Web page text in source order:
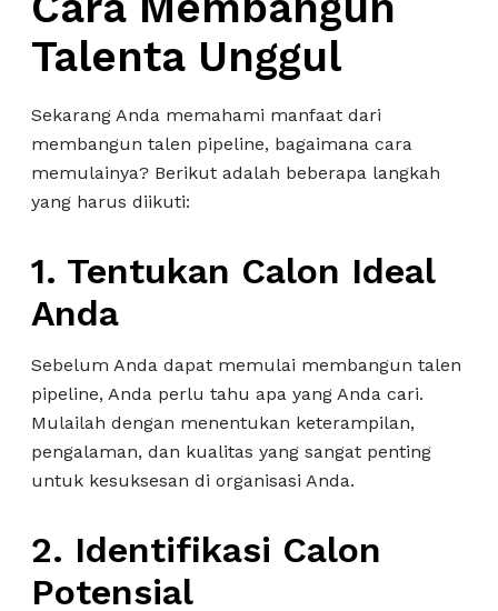
Talenta Unggul
Sekarang Anda memahami manfaat dari
membangun talen pipeline, bagaimana cara
memulainya? Berikut adalah beberapa langkah
yang harus diikuti:
1. Tentukan Calon Ideal
Anda
Sebelum Anda dapat memulai membangun talen
pipeline, Anda perlu tahu apa yang Anda cari.
Mulailah dengan menentukan keterampilan,
pengalaman, dan kualitas yang sangat penting
untuk kesuksesan di organisasi Anda.
2. Identifikasi Calon
Potensial